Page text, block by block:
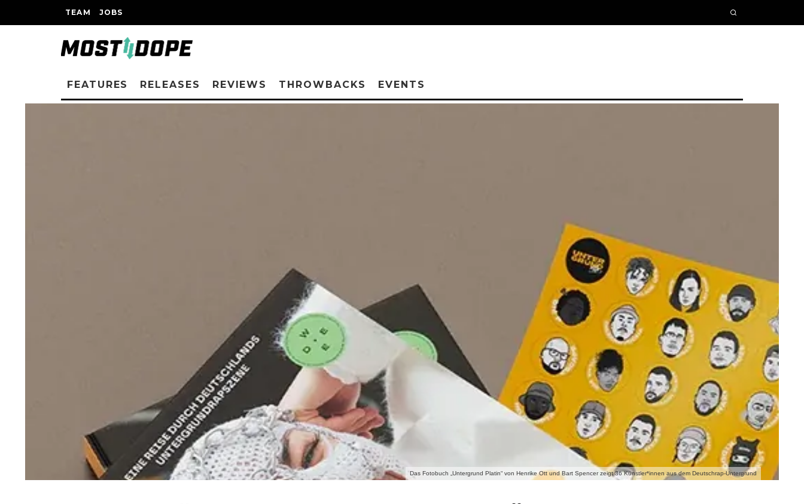
TEAM JOBS
FEATURES RELEASES REVIEWS THROWBACKS EVENTS
Das Fotobuch „Untergrund Platin“ von Henrike Ott und Bart Spencer zeigt 36 Künstler*innen aus dem Deutschrap-Untergrund